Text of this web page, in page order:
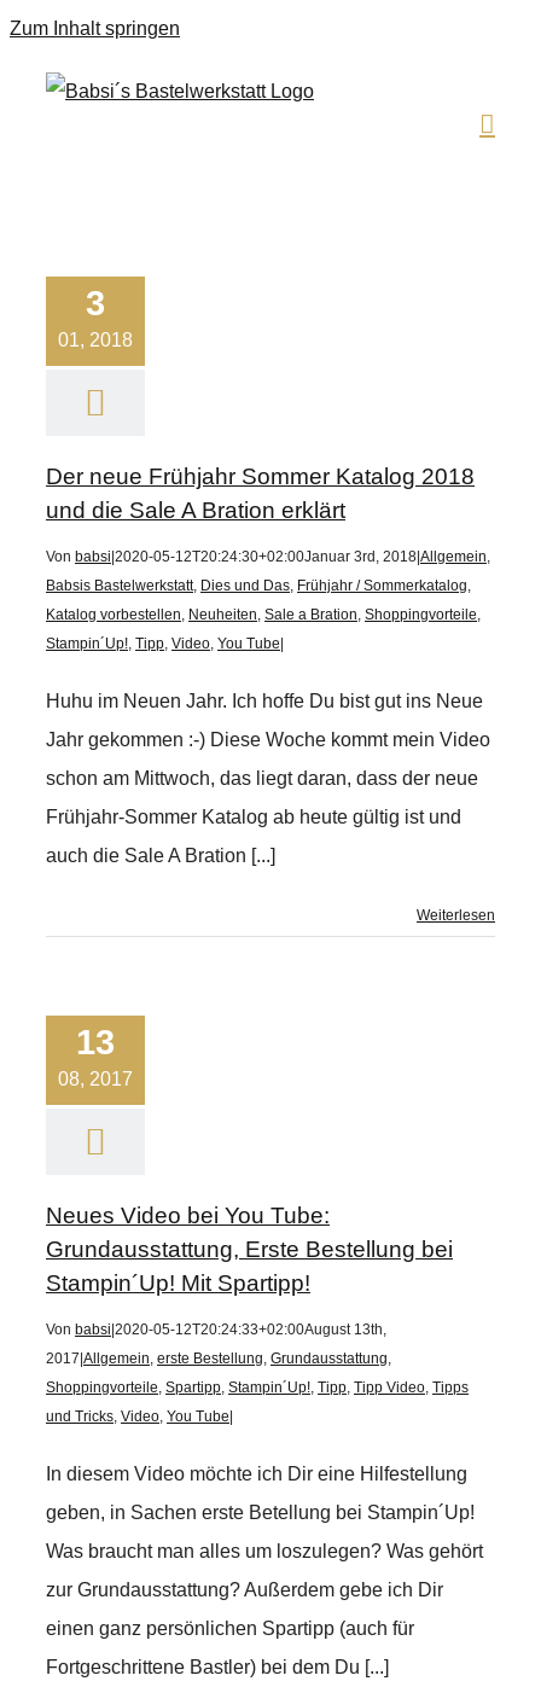
Zum Inhalt springen
3
01, 2018
Der neue Frühjahr Sommer Katalog 2018
und die Sale A Bration erklärt
Von babsi 2020-05-12T20:24:30+02:00Januar 3rd, 2018 Allgemein,
Babsis Bastelwerkstatt, Dies und Das, Frühjahr / Sommerkatalog,
Katalog vorbestellen, Neuheiten, Sale a Bration, Shoppingvorteile,
Stampin´Up!, Tipp, Video, You Tube
Huhu im Neuen Jahr. Ich hoffe Du bist gut ins Neue
Jahr gekommen :-) Diese Woche kommt mein Video
schon am Mittwoch, das liegt daran, dass der neue
Frühjahr-Sommer Katalog ab heute gültig ist und
auch die Sale A Bration [...]
Weiterlesen
13
08, 2017
Neues Video bei You Tube:
Grundausstattung, Erste Bestellung bei
Stampin´Up! Mit Spartipp!
Von babsi 2020-05-12T20:24:33+02:00August 13th,
2017 Allgemein, erste Bestellung, Grundausstattung,
Shoppingvorteile, Spartipp, Stampin´Up!, Tipp, Tipp Video, Tipps
und Tricks, Video, You Tube
In diesem Video möchte ich Dir eine Hilfestellung
geben, in Sachen erste Betellung bei Stampin´Up!
Was braucht man alles um loszulegen? Was gehört
zur Grundausstattung? Außerdem gebe ich Dir
einen ganz persönlichen Spartipp (auch für
Fortgeschrittene Bastler) bei dem Du [...]